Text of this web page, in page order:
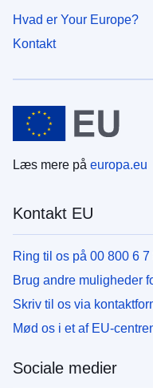
Hvad er Your Europe?
Kontakt
Læs mere på europa.eu
Kontakt EU
Ring til os på 00 800 6 7
Brug andre muligheder
Skriv til os via
Mød os i et af EU-
Sociale medier